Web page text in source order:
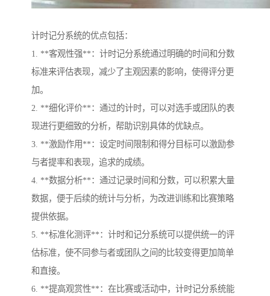
计时记分系统的优点包括：
1. **客观性强**：计时记分系统通过明确的时间和分数
标准来评估表现，减少了主观因素的影响，使得评分更
加。
2. **细化评价**：通过的计时，可以对选手或团队的表
现进行更细致的分析，帮助识别具体的优缺点。
3. **激励作用**：设定时间限制和得分目标可以激励参
与者提率和表现，追求的成绩。
4. **数据分析**：通过记录时间和分数，可以积累大量
数据，便于后续的统计与分析，为改进训练和比赛策略
提供依据。
5. **标准化测评**：计时和记分系统可以提供统一的评
估标准，使不同参与者或团队之间的比较变得更加简单
和直接。
6. **提高观赏性**：在比赛或活动中，计时记分系统能